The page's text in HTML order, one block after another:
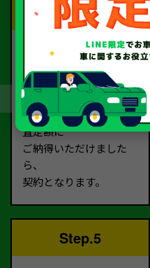
Step.3
契約
査定額に
ご納得いただけました
ら、
契約となります。
Step.5